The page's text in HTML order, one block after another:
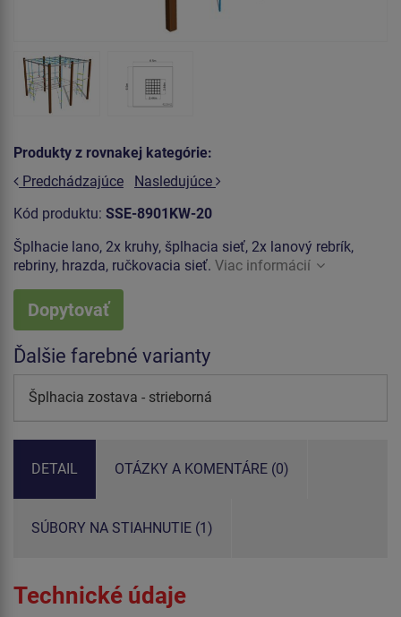
Produkty z rovnakej kategórie:
Predchádzajúce
Nasledujúce
Kód produktu: SSE-8901KW-20
Šplhacie lano, 2x kruhy, šplhacia sieť, 2x lanový rebrík,
rebriny, hrazda, ručkovacia sieť. Viac informácií
Dopytovať
Ďalšie farebné varianty
Šplhacia zostava - strieborná
DETAIL OTÁZKY A KOMENTÁRE (0)
SÚBORY NA STIAHNUTIE (1)
Technické údaje